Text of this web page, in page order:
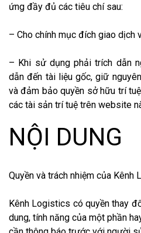
ứng đầy đủ các tiêu chí sau:
– Cho chính mục đích giao dịch
– Khi sử dụng phải trích dẫn
dẫn đến tài liệu gốc, giữ
và đảm bảo quyền sở hữu trí
các tài sản trí tuệ trên website
NỘI DUNG
Quyền và trách nhiệm của Kênh
Kênh Logistics có quyền thay
dung, tính năng của một phần